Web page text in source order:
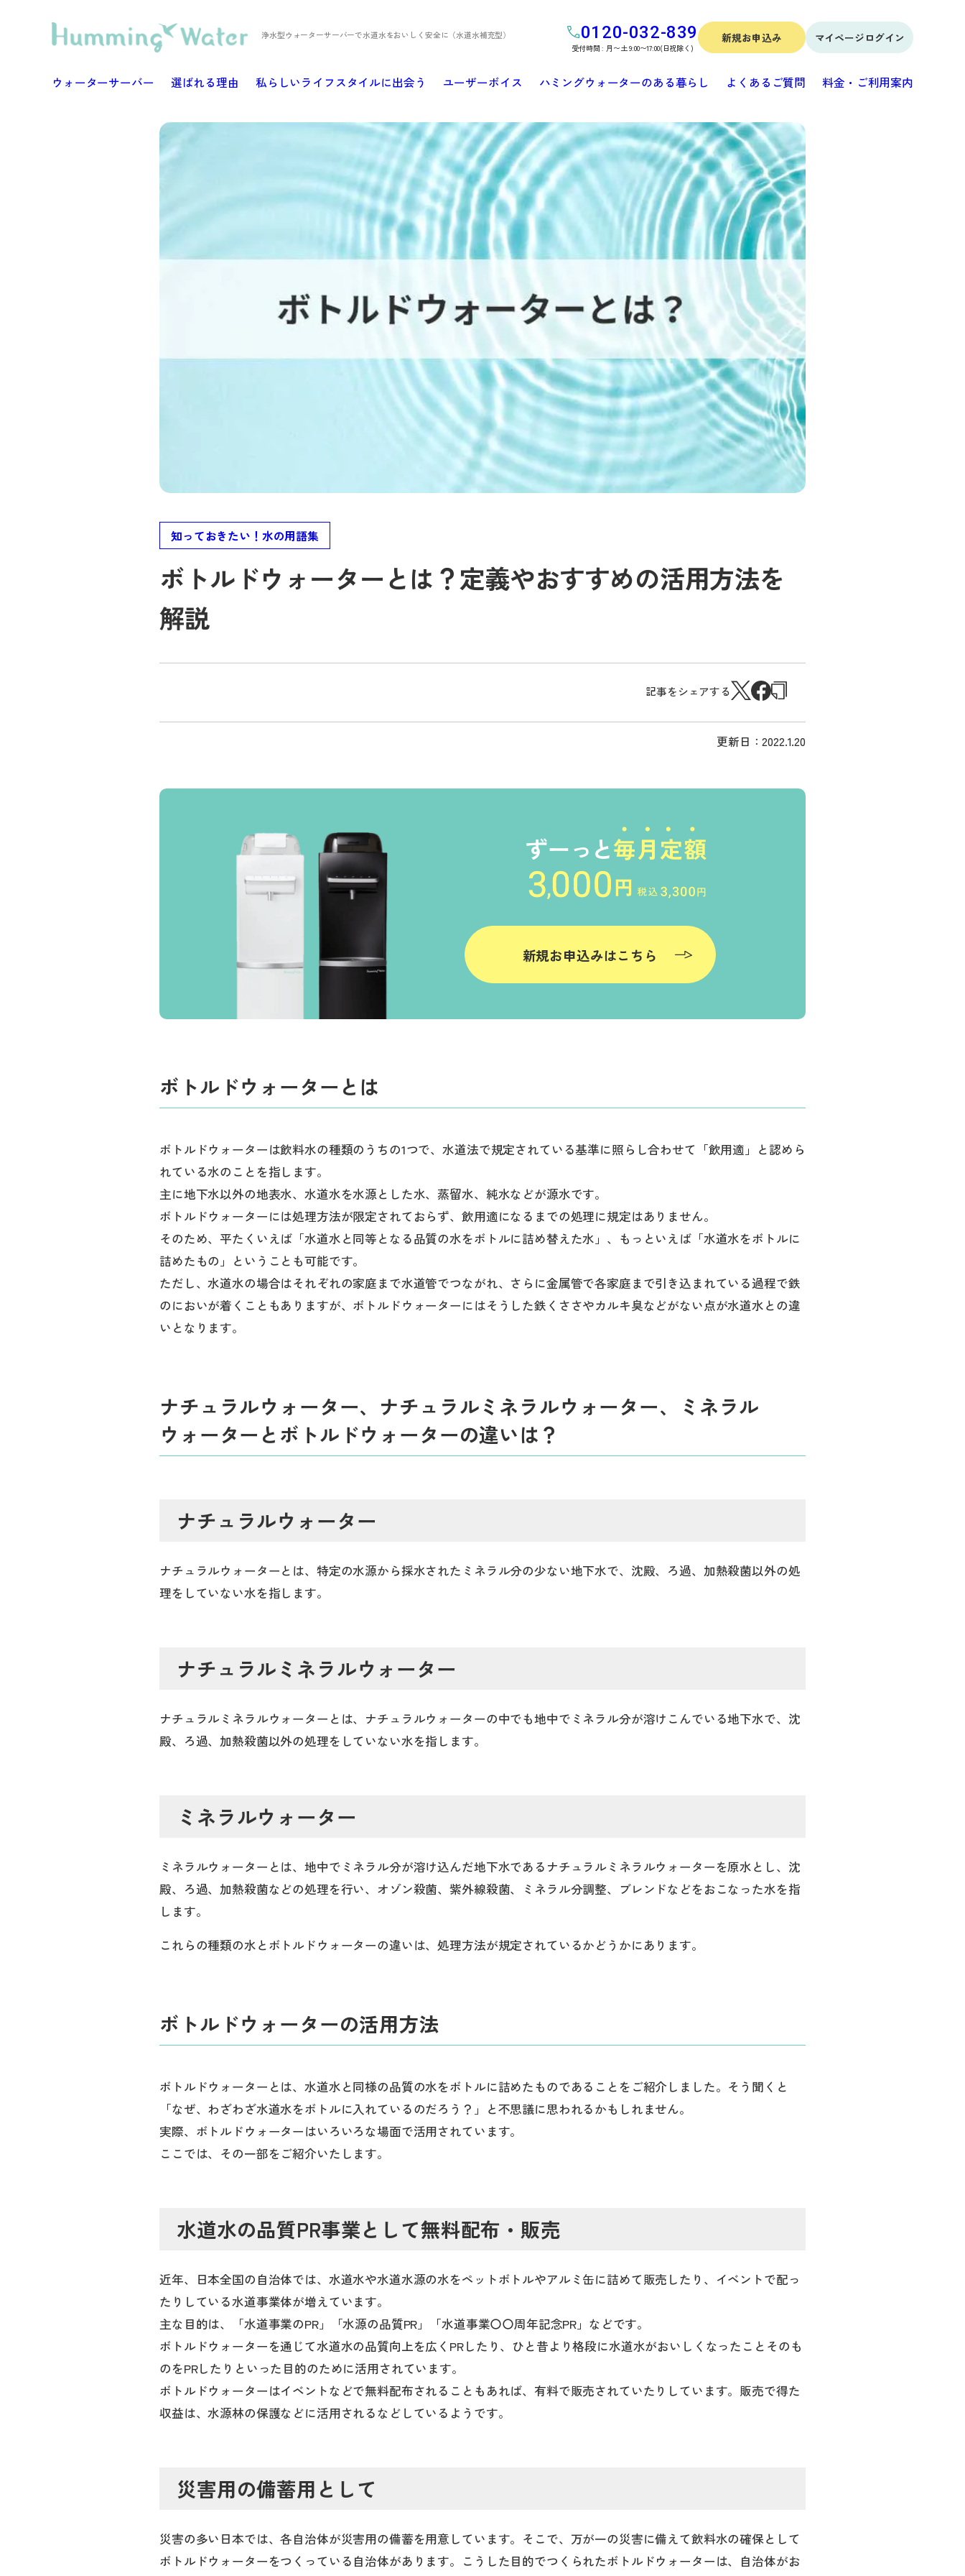
浄水型ウォーターサーバーで水道水をおいしく安全に（水道水補充型） 0120-032-839
受付時間 : 月〜土 9:00〜17:00(日祝除く)
新規お申込み マイページログイン
ウォーターサーバー 選ばれる理由 私らしいライフスタイルに出会う ユーザーボイス ハミングウォーターのある暮らし よくあるご質問 料金・ご利用案内
知っておきたい！水の用語集
ボトルドウォーターとは？定義やおすすめの活用方法を
解説
記事をシェアする
更新日：2022.1.20
新規お申込みはこちら
ボトルドウォーターとは
ボトルドウォーターは飲料水の種類のうちの1つで、水道法で規定されている基準に照らし合わせて「飲用適」と認めら
れている水のことを指します。
主に地下水以外の地表水、水道水を水源とした水、蒸留水、純水などが源水です。
ボトルドウォーターには処理方法が限定されておらず、飲用適になるまでの処理に規定はありません。
そのため、平たくいえば「水道水と同等となる品質の水をボトルに詰め替えた水」、もっといえば「水道水をボトルに
詰めたもの」ということも可能です。
ただし、水道水の場合はそれぞれの家庭まで水道管でつながれ、さらに金属管で各家庭まで引き込まれている過程で鉄
のにおいが着くこともありますが、ボトルドウォーターにはそうした鉄くささやカルキ臭などがない点が水道水との違
いとなります。
ナチュラルウォーター、ナチュラルミネラルウォーター、ミネラル
ウォーターとボトルドウォーターの違いは？
ナチュラルウォーター
ナチュラルウォーターとは、特定の水源から採水されたミネラル分の少ない地下水で、沈殿、ろ過、加熱殺菌以外の処
理をしていない水を指します。
ナチュラルミネラルウォーター
ナチュラルミネラルウォーターとは、ナチュラルウォーターの中でも地中でミネラル分が溶けこんでいる地下水で、沈
殿、ろ過、加熱殺菌以外の処理をしていない水を指します。
ミネラルウォーター
ミネラルウォーターとは、地中でミネラル分が溶け込んだ地下水であるナチュラルミネラルウォーターを原水とし、沈
殿、ろ過、加熱殺菌などの処理を行い、オゾン殺菌、紫外線殺菌、ミネラル分調整、ブレンドなどをおこなった水を指
します。
これらの種類の水とボトルドウォーターの違いは、処理方法が規定されているかどうかにあります。
ボトルドウォーターの活用方法
ボトルドウォーターとは、水道水と同様の品質の水をボトルに詰めたものであることをご紹介しました。そう聞くと
「なぜ、わざわざ水道水をボトルに入れているのだろう？」と不思議に思われるかもしれません。
実際、ボトルドウォーターはいろいろな場面で活用されています。
ここでは、その一部をご紹介いたします。
水道水の品質PR事業として無料配布・販売
近年、日本全国の自治体では、水道水や水道水源の水をペットボトルやアルミ缶に詰めて販売したり、イベントで配っ
たりしている水道事業体が増えています。
主な目的は、「水道事業のPR」「水源の品質PR」「水道事業〇〇周年記念PR」などです。
ボトルドウォーターを通じて水道水の品質向上を広くPRしたり、ひと昔より格段に水道水がおいしくなったことそのも
のをPRしたりといった目的のために活用されています。
ボトルドウォーターはイベントなどで無料配布されることもあれば、有料で販売されていたりしています。販売で得た
収益は、水源林の保護などに活用されるなどしているようです。
災害用の備蓄用として
災害の多い日本では、各自治体が災害用の備蓄を用意しています。そこで、万が一の災害に備えて飲料水の確保として
ボトルドウォーターをつくっている自治体があります。こうした目的でつくられたボトルドウォーターは、自治体がお